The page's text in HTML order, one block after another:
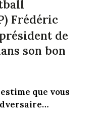
Frédéric
de
son bon
que vous